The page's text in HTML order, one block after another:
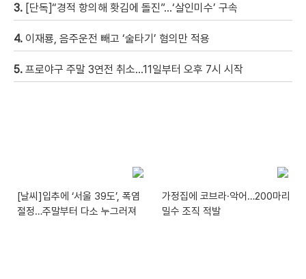
3. [단독]“경적 항의해 홧김에 돌진”…‘살인미수’ 구속
4. 이재룡, 음주운전 빼고 ‘술타기’ 혐의만 적용
5. 프로야구 주말 3연전 취소…11일부터 오후 7시 시작
[날씨]입추에 ‘서울 39도’, 폭염
절정…주말부터 다소 누그러져
가정집에 코브라·악어…200마리
밀수 조직 적발